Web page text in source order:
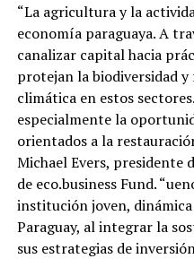
“La agricultura y la
economía paraguaya. A
canalizar capital hacia
protejan la biodiversidad
climática en estos
especialmente la
orientados a la
Michael Evers, presidente
de eco.business Fund.
institución joven,
Paraguay, al integrar la
sus estrategias de